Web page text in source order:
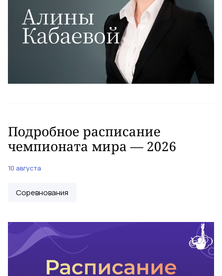
Подробное расписание
чемпионата мира — 2026
10 августа
Соревнования